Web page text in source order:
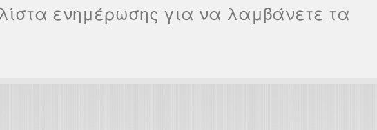
ενημέρωσης για να λαμβάνετε τα